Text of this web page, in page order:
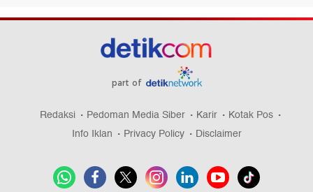
part of
Redaksi Pedoman Media Siber Karir
Kotak Pos
Info Iklan
Privacy Policy Disclaimer